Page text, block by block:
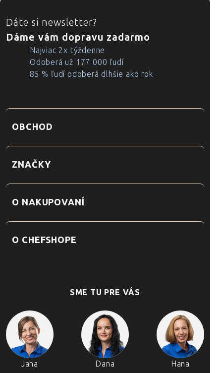
ZÁPÄTIE
Dáte si newsletter?
Dáme vám dopravu zadarmo
Najviac 2x týždenne
Odoberá už 177 000 ľudí
85 % ľudí odoberá dlhšie ako rok
OBCHOD
ZNAČKY
O NAKUPOVANÍ
O CHEFSHOPE
SME TU PRE VÁS
Jana Dana Hana